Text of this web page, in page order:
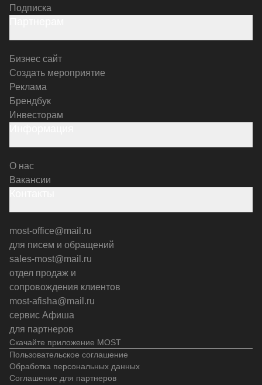
Скачайте приложение MOST
Подписка
Бизнес сайт
Создать мероприятие
Реклама
Брендбук
Инвесторам
О нас
Вакансии
most-office@mail.ru
для писем и обращений
sales-most@mail.ru
отдел продаж и
сопровождения клиентов
most-afisha@mail.ru
сервис Афиша
для партнеров
Пользовательское соглашение
Обработка персональных данных
Соглашение для партнеров